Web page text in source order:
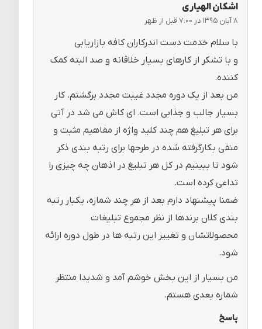
اشکان الهیاری
۸ آبان ۱۳۹۵ در ۷:۰۰ قبل از ظهر
با سلام خدمت دست اندرکاران کافه بازاریابی
و با تشکر از کارهای بسیار خلاقانه و صد البته کمک
کننده.
من بعد از یک دوره مجدد غیبت مجدد برگشتم. کار
بسیار جالب و جذابی است. ای کاش می شد در آتی
برای هر تبلیغ هم چند کلید واژه از مفاهیم مثبت و
منفی بکارگرفته شده در طرحها برای رتبه بندی ذکر
شود تا ببینیم در کل هر تبلیغ در اذهان چه چیزی را
تداعی کرده است.
ضمنا پیشنهاد دارم بعد از هر چند شماره، یکبار رتبه
بندی کلان برندها از نظر مجموع تبلیغات
محصولاتشان و تغییر این رتبه ها در طول دوره ارائه
شود.
من بسیار از این بخش خوشم آمد و شدیدا منتظر
شماره بعدی هستم.
پاسخ